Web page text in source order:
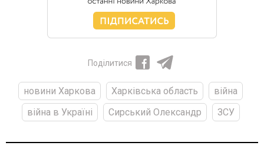
Поділитися
новини Харкова Харківська область
війна
війна в Україні
Сирський Олександр ЗСУ